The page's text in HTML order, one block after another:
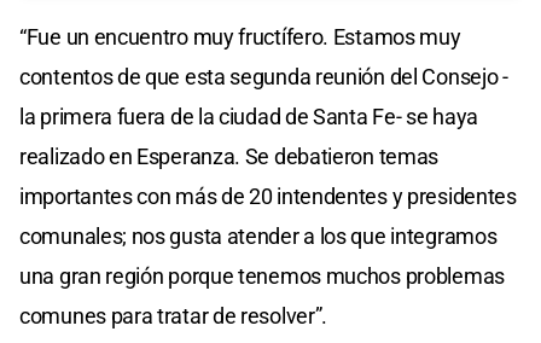
“Fue un encuentro muy fructífero. Estamos muy
contentos de que esta segunda reunión del Consejo -
la primera fuera de la ciudad de Santa Fe- se haya
realizado en Esperanza. Se debatieron temas
importantes con más de 20 intendentes y presidentes
comunales; nos gusta atender a los que integramos
una gran región porque tenemos muchos problemas
comunes para tratar de resolver”.